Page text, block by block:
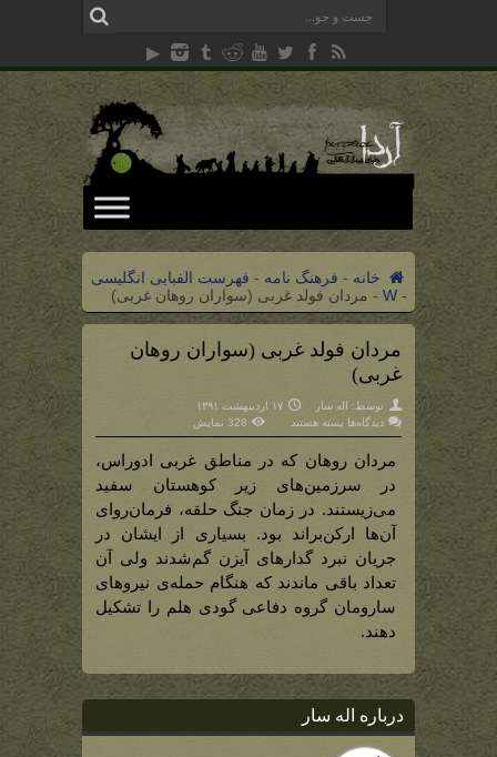
خانه - فرهنگ نامه - فهرست الفبایی انگلیسی
-
W
- مردان فولد غربی (سواران روهان غربی)
مردان فولد غربی (سواران روهان
غربی)
توسط: اله سار
۱۷ اردیبهشت ۱۳۹۱
دیدگاه‌ها برای
غربی
(سواران
روهان
غربی)
بسته هستند 328 نمایش
مردان روهان که در مناطق غربی ادوراس،
در سرزمین‌های زیر کوهستان سفید
می‌زیستند. در زمان جنگ حلقه، فرمان‌روای
آن‌ها ارکن‌براند بود. بسیاری از ایشان در
جریان نبرد گدارهای آیزن گم‌شدند ولی آن
تعداد باقی ماندند که هنگام حمله‌ی نیروهای
سارومان گروه دفاعی گودی هلم را تشکیل
دهند.
درباره اله سار